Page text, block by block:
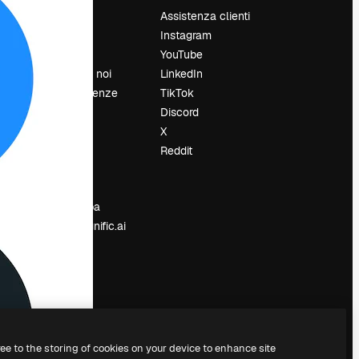
Lavora con noi
Cerca tendenze
Sala stampa
Cerchi magnific.ai
Assistenza clienti
Instagram
YouTube
LinkedIn
TikTok
Discord
X
Reddit
to the storing of cookies on your device to enhance site